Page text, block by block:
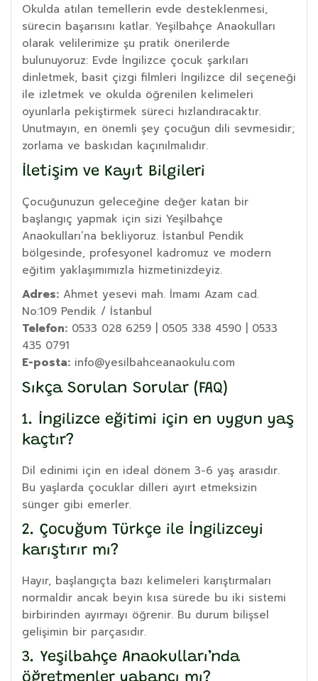
Okulda atılan temellerin evde desteklenmesi,
sürecin başarısını katlar. Yeşilbahçe Anaokulları
olarak velilerimize şu pratik önerilerde
bulunuyoruz: Evde İngilizce çocuk şarkıları
dinletmek, basit çizgi filmleri İngilizce dil seçeneği
ile izletmek ve okulda öğrenilen kelimeleri
oyunlarla pekiştirmek süreci hızlandıracaktır.
Unutmayın, en önemli şey çocuğun dili sevmesidir;
zorlama ve baskıdan kaçınılmalıdır.
İletişim ve Kayıt Bilgileri
Çocuğunuzun geleceğine değer katan bir
başlangıç yapmak için sizi Yeşilbahçe
Anaokulları’na bekliyoruz. İstanbul Pendik
bölgesinde, profesyonel kadromuz ve modern
eğitim yaklaşımımızla hizmetinizdeyiz.
Adres: Ahmet yesevi mah. İmamı Azam cad.
No:109 Pendik / İstanbul
Telefon: 0533 028 6259 | 0505 338 4590 | 0533
435 0791
E-posta: info@yesilbahceanaokulu.com
Sıkça Sorulan Sorular (FAQ)
1. İngilizce eğitimi için en uygun yaş
kaçtır?
Dil edinimi için en ideal dönem 3-6 yaş arasıdır.
Bu yaşlarda çocuklar dilleri ayırt etmeksizin
sünger gibi emerler.
2. Çocuğum Türkçe ile İngilizceyi
karıştırır mı?
Hayır, başlangıçta bazı kelimeleri karıştırmaları
normaldir ancak beyin kısa sürede bu iki sistemi
birbirinden ayırmayı öğrenir. Bu durum bilişsel
gelişimin bir parçasıdır.
3. Yeşilbahçe Anaokulları’nda